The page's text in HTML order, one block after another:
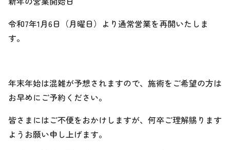
令和7年1月6日（月曜日）より通常営業を再開いたしま
す。
年末年始は混雑が予想されますので、施術をご希望の方は
お早めにご予約ください。
皆さまにはご不便をおかけしますが、何卒ご理解賜ります
ようお願い申し上げます。